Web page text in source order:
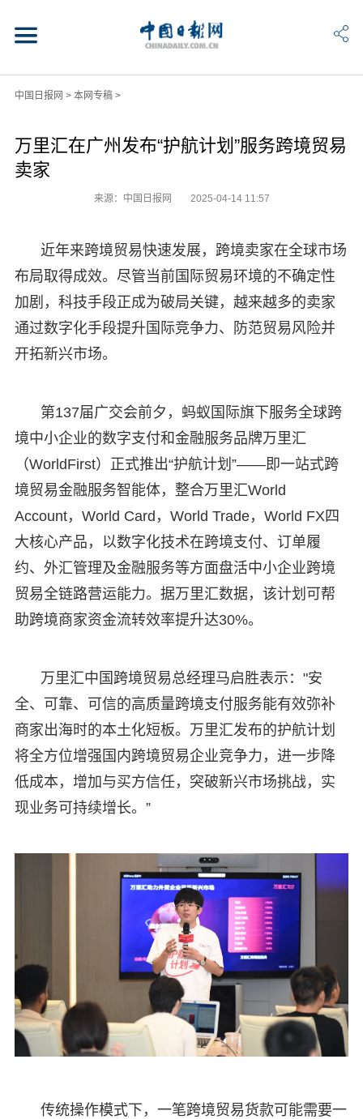
中国日报网 > 本网专稿>
万里汇在广州发布“护航计划”服务跨境贸易
卖家
来源：中国日报网 2025-04-14 11:57
近年来跨境贸易快速发展，跨境卖家在全球市场
布局取得成效。尽管当前国际贸易环境的不确定性
加剧，科技手段正成为破局关键，越来越多的卖家
通过数字化手段提升国际竞争力、防范贸易风险并
开拓新兴市场。
第137届广交会前夕，蚂蚁国际旗下服务全球跨
境中小企业的数字支付和金融服务品牌万里汇
（WorldFirst）正式推出“护航计划”——即一站式跨
境贸易金融服务智能体，整合万里汇World
Account，World Card，World Trade，World FX四
大核心产品，以数字化技术在跨境支付、订单履
约、外汇管理及金融服务等方面盘活中小企业跨境
贸易全链路营运能力。据万里汇数据，该计划可帮
助跨境商家资金流转效率提升达30%。
万里汇中国跨境贸易总经理马启胜表示："安
全、可靠、可信的高质量跨境支付服务能有效弥补
商家出海时的本土化短板。万里汇发布的护航计划
将全方位增强国内跨境贸易企业竞争力，进一步降
低成本，增加与买方信任，突破新兴市场挑战，实
现业务可持续增长。”
传统操作模式下，一笔跨境贸易货款可能需要一